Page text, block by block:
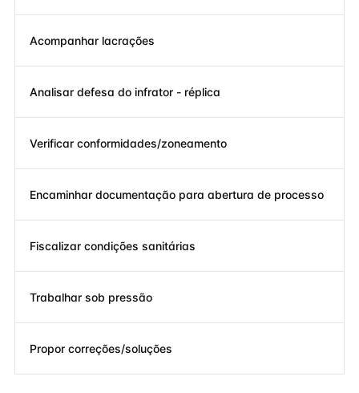
Acompanhar lacrações
Analisar defesa do infrator - réplica
Verificar conformidades/zoneamento
Encaminhar documentação para abertura de processo
Fiscalizar condições sanitárias
Trabalhar sob pressão
Propor correções/soluções